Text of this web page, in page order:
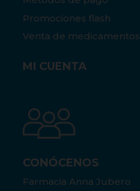
Promociones flash
Venta de medicamentos
MI CUENTA
CONÓCENOS
Farmacia Anna Jubero